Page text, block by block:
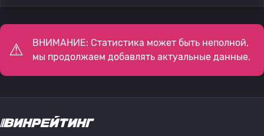
ВНИМАНИЕ: Статистика может быть неполной,
мы продолжаем добавлять актуальные данные.